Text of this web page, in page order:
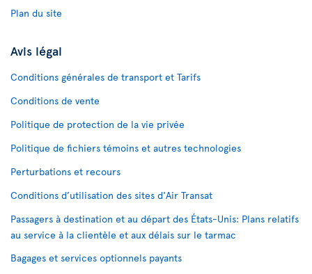
Plan du site
Avis légal
Conditions générales de transport et Tarifs
Conditions de vente
Politique de protection de la vie privée
Politique de fichiers témoins et autres technologies
Perturbations et recours
Conditions d’utilisation des sites d'Air Transat
Passagers à destination et au départ des États-Unis: Plans relatifs
au service à la clientèle et aux délais sur le tarmac
Bagages et services optionnels payants